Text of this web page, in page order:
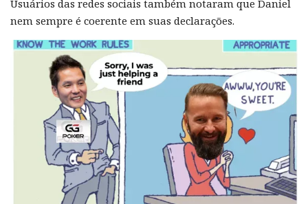
Usuários das redes sociais também notaram que Daniel
nem sempre é coerente em suas declarações.